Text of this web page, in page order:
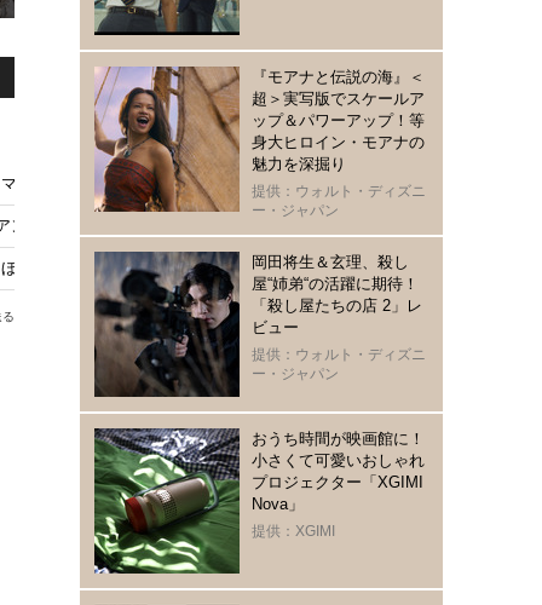
ン』金ローにて2週連続放送
・ラプソディ』『グレイテスト・ショーマン』上映
か… パセック＆ポールによる珠玉のミュージカル映画5選
『モアナと伝説の海』＜
超＞実写版でスケールア
ップ＆パワーアップ！等
身大ヒロイン・モアナの
魅力を深掘り
提供：ウォルト・ディズニ
ー・ジャパン
岡田将生＆玄理、殺し
屋“姉弟“の活躍に期待！
「殺し屋たちの店 2」レ
ビュー
提供：ウォルト・ディズニ
ー・ジャパン
おうち時間が映画館に！
小さくて可愛いおしゃれ
プロジェクター「XGIMI
Nova」
提供：XGIMI